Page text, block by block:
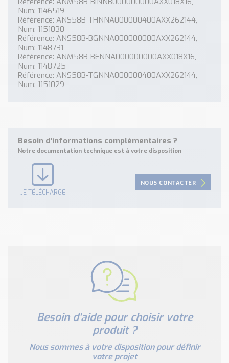
Num: 1146519
Référence: ANS58B-THNNA000000400AXX262144,
Num: 1151030
Référence: ANS58B-BGNNA000000000AXX262144,
Num: 1148731
Référence: ANM58B-BENNA000000000AXX018X16,
Num: 1148725
Référence: ANS58B-TGNNA000000400AXX262144,
Num: 1151029
Besoin d'informations complémentaires ?
Notre documentation technique est à votre disposition
JE TÉLÉCHARGE
NOUS CONTACTER
Besoin d'aide pour choisir votre
produit ?
Nous sommes à votre disposition pour définir
votre projet